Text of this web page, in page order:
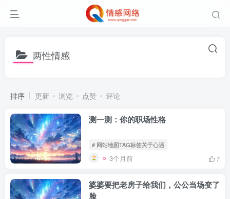
两性情感
排序 更新 浏览 点赞 评论
测一测：你的职场性格
# 网站地图TAG标签关于心遇
3个月前 7
婆婆要把老房子给我们，公公当场变了
脸